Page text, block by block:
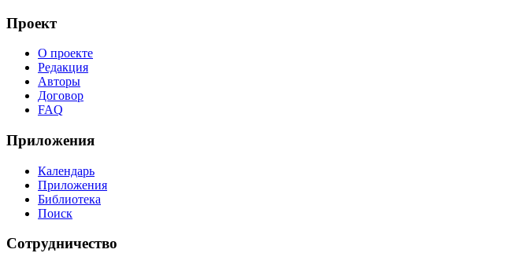
Проект
О проекте
Редакция
Авторы
Договор
FAQ
Приложения
Календарь
Приложения
Библиотека
Поиск
Сотрудничество